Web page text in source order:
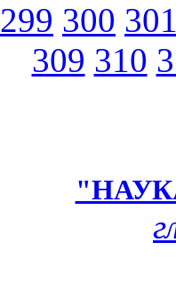
299 300
309 310